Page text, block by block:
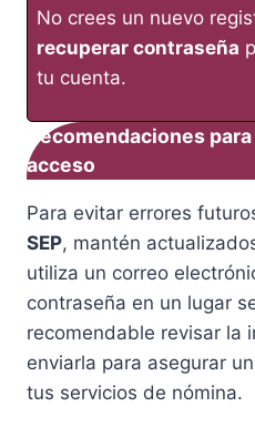
No crees un nuevo
recuperar contraseña
tu cuenta.
Recomendaciones
acceso
Para evitar errores
SEP, mantén
utiliza un correo
contraseña en un lugar
recomendable revisar la
enviarla para asegurar
tus servicios de nómina.